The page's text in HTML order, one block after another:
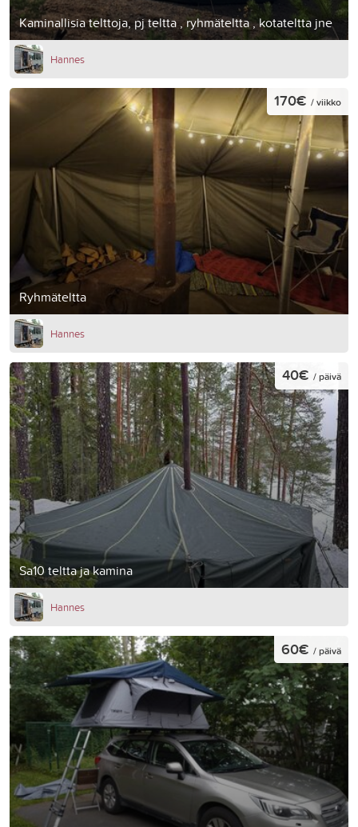
Kaminallisia telttoja, pj teltta , ryhmäteltta , kotateltta jne
Hannes
Ryhmäteltta
170€ / viikko
Hannes
Sa10 teltta ja kamina
40€ / päivä
Hannes
60€ / päivä